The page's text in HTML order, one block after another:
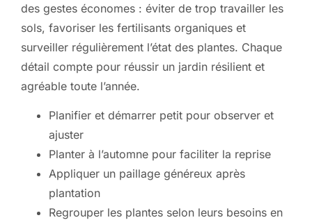
des gestes économes : éviter de trop travailler les
sols, favoriser les fertilisants organiques et
surveiller régulièrement l’état des plantes. Chaque
détail compte pour réussir un jardin résilient et
agréable toute l’année.
Planifier et démarrer petit pour observer et
ajuster
Planter à l’automne pour faciliter la reprise
Appliquer un paillage généreux après
plantation
Regrouper les plantes selon leurs besoins en